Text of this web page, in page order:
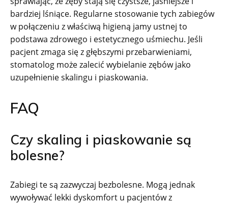
bardziej lśniące. Regularne stosowanie tych zabiegów
w połączeniu z właściwą higieną jamy ustnej to
podstawa zdrowego i estetycznego uśmiechu. Jeśli
pacjent zmaga się z głębszymi przebarwieniami,
stomatolog może zalecić wybielanie zębów jako
uzupełnienie skalingu i piaskowania.
FAQ
Czy skaling i piaskowanie są
bolesne?
Zabiegi te są zazwyczaj bezbolesne. Mogą jednak
wywoływać lekki dyskomfort u pacjentów z